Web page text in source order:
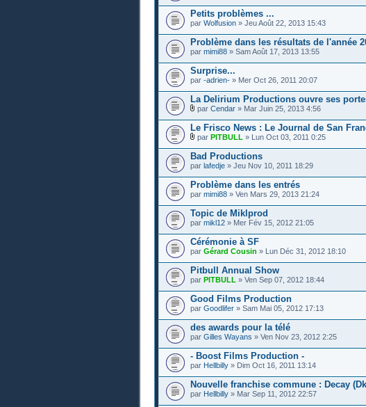
Petits problèmes ...
par Wolfusion » Jeu Août 22, 2013 15:43
Problème dans les résultats de l'année
par mimi88 » Sam Août 17, 2013 13:55
Surprise...
par -adrien- » Mer Oct 26, 2011 20:07
La Delirium Productions ouvre ses
par Cendar » Mar Juin 25, 2013 4:56
Le Frisco News : Le Journal de San
par PITBULL » Lun Oct 03, 2011 0:25
Bad Productions
par lafedje » Jeu Nov 10, 2011 18:29
Problème dans les entrés
par mimi88 » Ven Mars 29, 2013 21:24
Topic de Miklprod
par mikl12 » Mer Fév 15, 2012 21:05
Cérémonie à SF
par Gérard Cousin » Lun Déc 31, 2012 18:10
Pitbull Annual Show
par PITBULL » Ven Sep 07, 2012 18:44
Good Films Production
par Goodlifer » Sam Mai 05, 2012 17:13
des awards pour la télé
par Gilles Wayans » Ven Nov 23, 2012 2:25
- Boost Films Production -
par Hellbilly » Dim Oct 16, 2011 13:14
Nouvelle franchise commune : Decay
par Hellbilly » Mar Sep 11, 2012 22:57